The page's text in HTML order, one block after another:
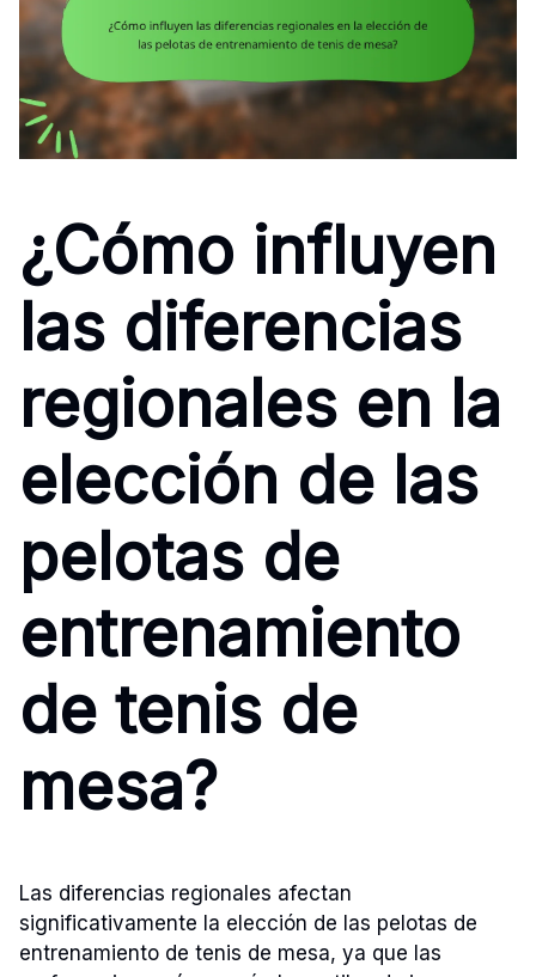
¿Cómo influyen
las diferencias
regionales en la
elección de las
pelotas de
entrenamiento
de tenis de
mesa?
Las diferencias regionales afectan
significativamente la elección de las pelotas de
entrenamiento de tenis de mesa, ya que las